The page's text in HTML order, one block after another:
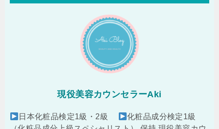
現役美容カウンセラーAki
日本化粧品検定1級・2級
化粧品成分検定1級